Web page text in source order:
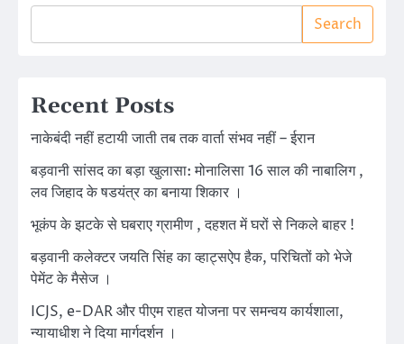
Search
Recent Posts
नाकेबंदी नहीं हटायी जाती तब तक वार्ता संभव नहीं – ईरान
बड़वानी सांसद का बड़ा खुलासा: मोनालिसा 16 साल की नाबालिग ,
लव जिहाद के षडयंत्र का बनाया शिकार ।
भूकंप के झटके से घबराए ग्रामीण , दहशत में घरों से निकले बाहर !
बड़वानी कलेक्टर जयति सिंह का व्हाट्सऐप हैक, परिचितों को भेजे
पेमेंट के मैसेज ।
ICJS, e-DAR और पीएम राहत योजना पर समन्वय कार्यशाला,
न्यायाधीश ने दिया मार्गदर्शन ।